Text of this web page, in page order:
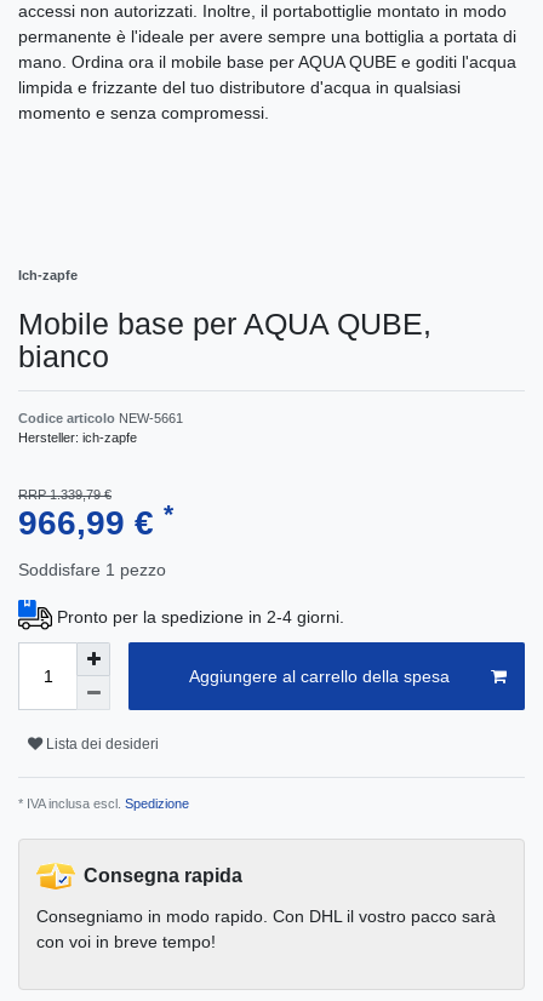
accessi non autorizzati. Inoltre, il portabottiglie montato in modo
permanente è l'ideale per avere sempre una bottiglia a portata di
mano. Ordina ora il mobile base per AQUA QUBE e goditi l'acqua
limpida e frizzante del tuo distributore d'acqua in qualsiasi
momento e senza compromessi.
Ich-zapfe
Mobile base per AQUA QUBE,
bianco
Codice articolo NEW-5661
Hersteller: ich-zapfe
RRP 1.339,79 €
966,99 € *
Soddisfare 1 pezzo
Pronto per la spedizione in 2-4 giorni.
Aggiungere al carrello della spesa
Lista dei desideri
* IVA inclusa escl. Spedizione
Consegna rapida
Consegniamo in modo rapido. Con DHL il vostro pacco sarà
con voi in breve tempo!